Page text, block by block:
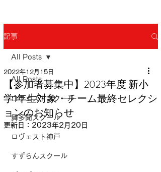
記事
All Posts
ロヴェストスクール
舞多聞スクール
ロヴェスト神戸
すずらんスクール
All Posts
【参加者募集中】2023年度 新小
学1年生対象・チーム最終セレクシ
ョンのお知らせ
2022年12月15日
更新日： 2023年2月20日